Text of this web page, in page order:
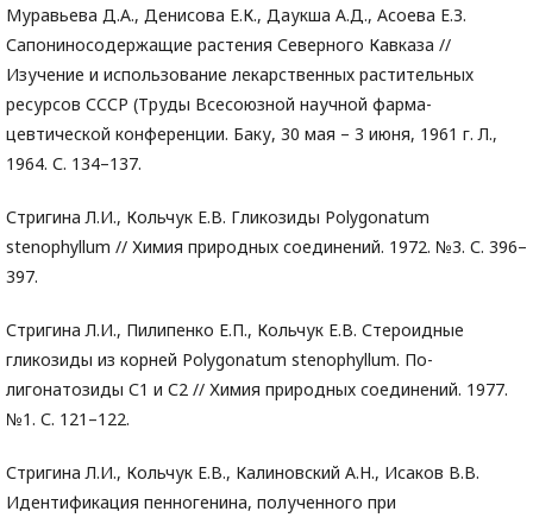
Муравьева Д.А., Денисова Е.К., Даукша А.Д., Асоева Е.З.
Сапониносодержащие растения Северного Кавказа //
Изучение и использование лекарственных растительных
ресурсов СССР (Труды Всесоюзной научной фарма-
цевтической конференции. Баку, 30 мая – 3 июня, 1961 г. Л.,
1964. С. 134–137.
Стригина Л.И., Кольчук Е.В. Гликозиды Polygonatum
stenophyllum // Химия природных соединений. 1972. №3. С. 396–
397.
Стригина Л.И., Пилипенко Е.П., Кольчук Е.В. Стероидные
гликозиды из корней Polygonatum stenophyllum. По-
лигонатозиды С1 и С2 // Химия природных соединений. 1977.
№1. С. 121–122.
Стригина Л.И., Кольчук Е.В., Калиновский А.Н., Исаков В.В.
Идентификация пенногенина, полученного при